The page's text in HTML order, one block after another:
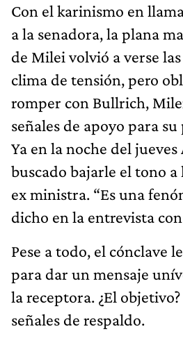
Con el karinismo en
a la senadora, la plana
de Milei volvió a verse
clima de tensión, pero
romper con Bullrich,
señales de apoyo para
Ya en la noche del
buscado bajarle el tono
ex ministra. “Es una
dicho en la entrevista
Pese a todo, el cónclave
para dar un mensaje
la receptora. ¿El
señales de respaldo.